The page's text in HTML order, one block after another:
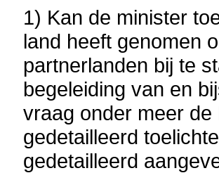
1) Kan de minister
land heeft genomen
partnerlanden bij te
begeleiding van en
vraag onder meer
gedetailleerd
gedetailleerd